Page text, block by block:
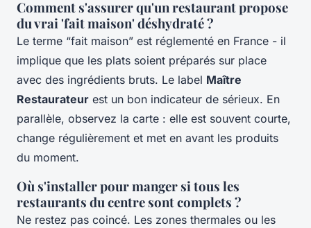
Comment s'assurer qu'un restaurant propose
du vrai 'fait maison' déshydraté ?
Le terme “fait maison” est réglementé en France - il
implique que les plats soient préparés sur place
avec des ingrédients bruts. Le label Maître
Restaurateur est un bon indicateur de sérieux. En
parallèle, observez la carte : elle est souvent courte,
change régulièrement et met en avant les produits
du moment.
Où s'installer pour manger si tous les
restaurants du centre sont complets ?
Ne restez pas coincé. Les zones thermales ou les